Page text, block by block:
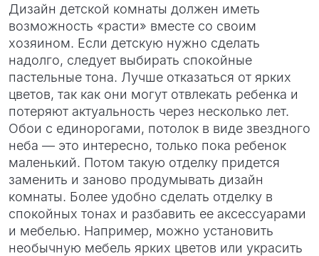
Дизайн детской комнаты должен иметь
возможность «расти» вместе со своим
хозяином. Если детскую нужно сделать
надолго, следует выбирать спокойные
пастельные тона. Лучше отказаться от ярких
цветов, так как они могут отвлекать ребенка и
потеряют актуальность через несколько лет.
Обои с единорогами, потолок в виде звездного
неба — это интересно, только пока ребенок
маленький. Потом такую отделку придется
заменить и заново продумывать дизайн
комнаты. Более удобно сделать отделку в
спокойных тонах и разбавить ее аксессуарами
и мебелью. Например, можно установить
необычную мебель ярких цветов или украсить